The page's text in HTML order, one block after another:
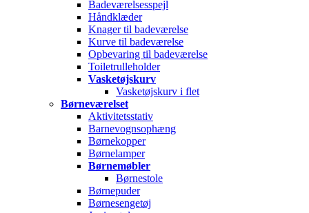
Badeværelsesspejl
Håndklæder
Knager til badeværelse
Kurve til badeværelse
Opbevaring til badeværelse
Toiletrulleholder
Vasketøjskurv
Vasketøjskurv i flet
Børneværelset
Aktivitetsstativ
Barnevognsophæng
Børnekopper
Børnelamper
Børnemøbler
Børnestole
Børnepuder
Børnesengetøj